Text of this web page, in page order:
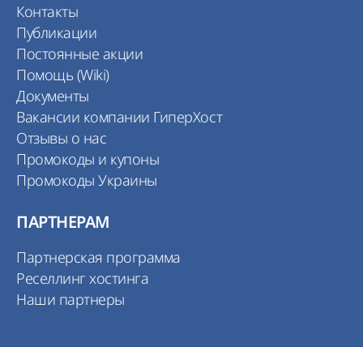
Контакты
Публикации
Постоянные акции
Помощь (Wiki)
Документы
Вакансии компании ГиперХост
Отзывы о нас
Промокоды и купоны
Промокоды Украины
ПАРТНЕРАМ
Партнерская программа
Реселлинг хостинга
Наши партнеры